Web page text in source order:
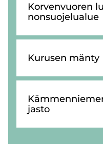
Kor­ven­vuo­ren
non­suo­je­lua­lue
Ku­rusen mänty
jas­to